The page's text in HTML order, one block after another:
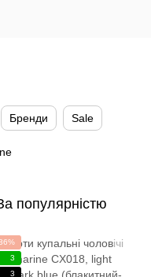
Бренди Sale
популярністю
3
3